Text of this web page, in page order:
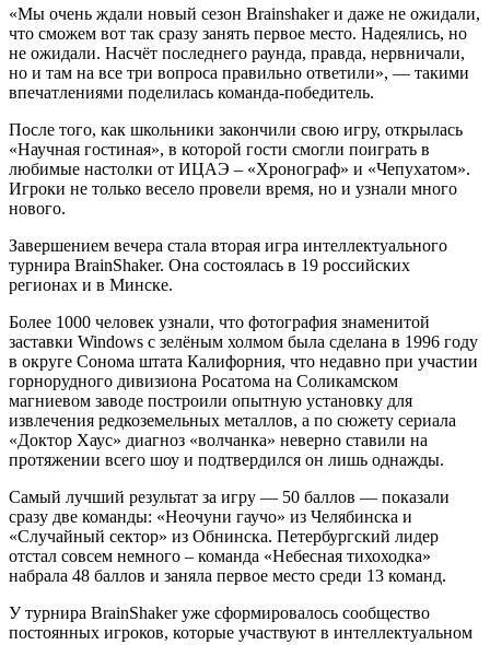
«Мы очень ждали новый сезон Brainshaker и даже не ожидали,
что сможем вот так сразу занять первое место. Надеялись, но
не ожидали. Насчёт последнего раунда, правда, нервничали,
но и там на все три вопроса правильно ответили», — такими
впечатлениями поделилась команда-победитель.
После того, как школьники закончили свою игру, открылась
«Научная гостиная», в которой гости смогли поиграть в
любимые настолки от ИЦАЭ – «Хронограф» и «Чепухатом».
Игроки не только весело провели время, но и узнали много
нового.
Завершением вечера стала вторая игра интеллектуального
турнира BrainShaker. Она состоялась в 19 российских
регионах и в Минске.
Более 1000 человек узнали, что фотография знаменитой
заставки Windows с зелёным холмом была сделана в 1996 году
в округе Сонома штата Калифорния, что недавно при участии
горнорудного дивизиона Росатома на Соликамском
магниевом заводе построили опытную установку для
извлечения редкоземельных металлов, а по сюжету сериала
«Доктор Хаус» диагноз «волчанка» неверно ставили на
протяжении всего шоу и подтвердился он лишь однажды.
Самый лучший результат за игру — 50 баллов — показали
сразу две команды: «Неочуни гаучо» из Челябинска и
«Случайный сектор» из Обнинска. Петербургский лидер
отстал совсем немного – команда «Небесная тихоходка»
набрала 48 баллов и заняла первое место среди 13 команд.
У турнира BrainShaker уже сформировалось сообщество
постоянных игроков, которые участвуют в интеллектуальном